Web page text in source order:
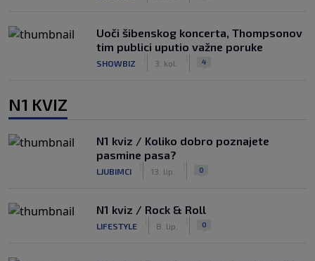
Uoči šibenskog koncerta, Thompsonov
tim publici uputio važne poruke
SHOWBIZ 3. kol. 4
N1 KVIZ
N1 kviz / Koliko dobro poznajete
pasmine pasa?
LJUBIMCI 13. lip. 0
N1 kviz / Rock & Roll
LIFESTYLE 8. lip. 0